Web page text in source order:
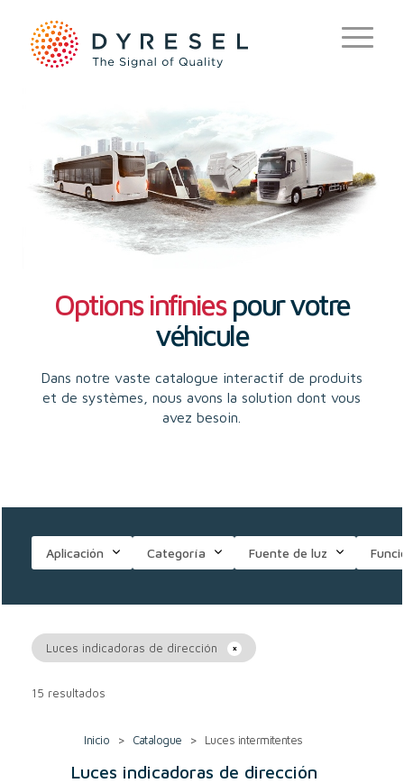
Options infiniespour votre
véhicule
Dans notre vaste catalogue interactif de produits
et de systèmes, nous avons la solution dont vous
avez besoin.
Aplicación Categoría Fuente de luz
Luces indicadoras de dirección
15 resultados
Inicio > Catalogue > Luces intermitentes
Luces indicadoras de dirección